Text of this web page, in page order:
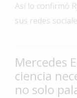
Ciudad
Deportes
Espectáculos
Policiales
Así lo confirmó
sus redes
Mercedes
ciencia
no solo